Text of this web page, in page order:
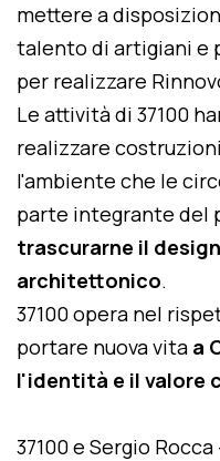
mettere a
talento di artigiani e
per realizzare
Le attività di 37100
realizzare
l'ambiente che le
parte integrante del
trascurarne il
architettonico.
37100 opera nel
portare nuova vita a
l'identità e il valore
37100 e Sergio